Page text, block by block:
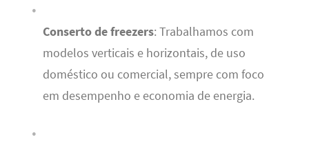
Conserto de freezers: Trabalhamos com
modelos verticais e horizontais, de uso
doméstico ou comercial, sempre com foco
em desempenho e economia de energia.